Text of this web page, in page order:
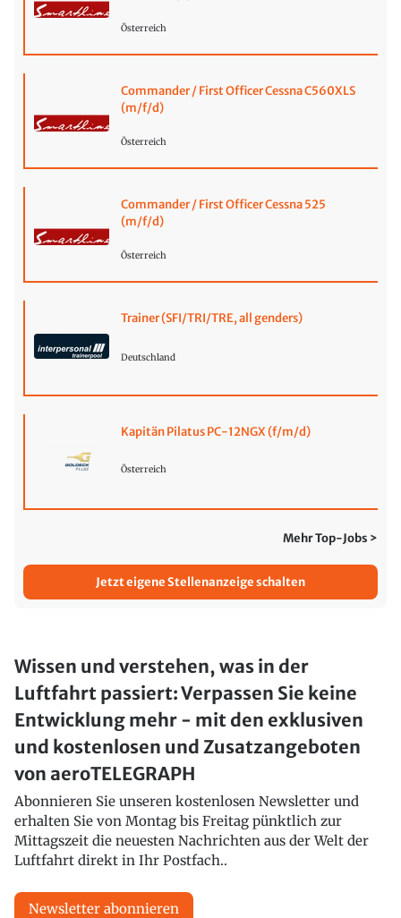
Österreich
Commander / First Officer Cessna C560XLS
(m/f/d)
Österreich
Commander / First Officer Cessna 525
(m/f/d)
Österreich
Trainer (SFI/TRI/TRE, all genders)
Deutschland
Kapitän Pilatus PC-12NGX (f/m/d)
Österreich
Mehr Top-Jobs >
Jetzt eigene Stellenanzeige schalten
Wissen und verstehen, was in der
Luftfahrt passiert: Verpassen Sie keine
Entwicklung mehr - mit den exklusiven
und kostenlosen und Zusatzangeboten
von aeroTELEGRAPH
Abonnieren Sie unseren kostenlosen Newsletter und
erhalten Sie von Montag bis Freitag pünktlich zur
Mittagszeit die neuesten Nachrichten aus der Welt der
Luftfahrt direkt in Ihr Postfach..
Newsletter abonnieren